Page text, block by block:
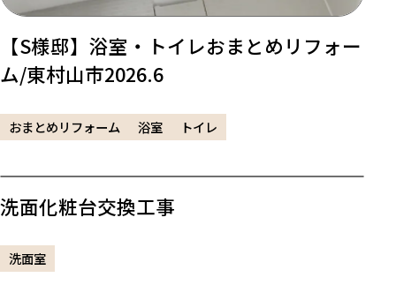
【S様邸】浴室・トイレおまとめリフォー
ム/東村山市2026.6
おまとめリフォーム 浴室 トイレ
洗面化粧台交換工事
洗面室